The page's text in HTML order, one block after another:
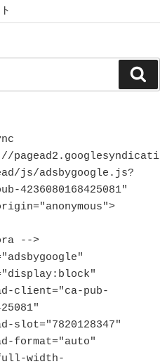
索
pagead2.googlesyndicati
js/adsbygoogle.js?
4236080168425081"
-->